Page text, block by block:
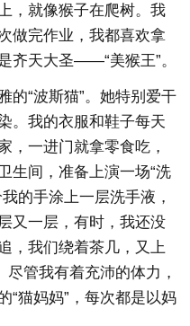
，就像猴子在爬树。我
做完作业，我都喜欢拿
齐天大圣——“美猴王”。
的“波斯猫”。她特别爱干
。我的衣服和鞋子每天
，一进门就拿零食吃，
生间，准备上演一场“洗
的手涂上一层洗手液，
又一层，有时，我还没
，我们绕着茶几，又上
尽管我有着充沛的体力，
“猫妈妈”，每次都是以妈